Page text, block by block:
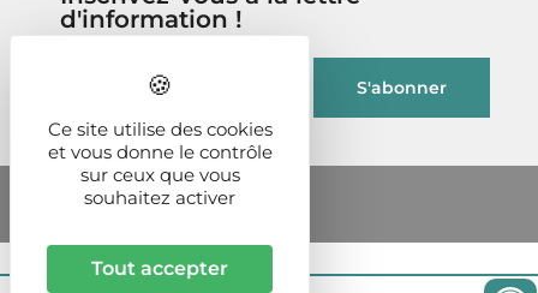
d'information !
Ce site utilise des cookies
et vous donne le contrôle
sur ceux que vous
souhaitez activer
Tout accepter